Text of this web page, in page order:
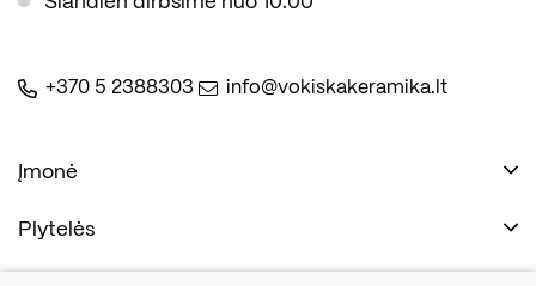
+370 5 2388303 info@vokiskakeramika.lt
Įmonė
Plytelės
Naudinga